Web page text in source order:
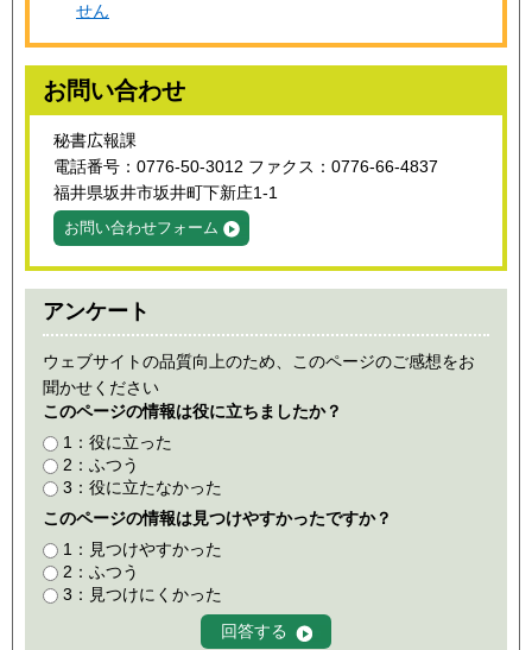
せん
お問い合わせ
秘書広報課
電話番号：0776-50-3012 ファクス：0776-66-4837
福井県坂井市坂井町下新庄1-1
お問い合わせフォーム
アンケート
ウェブサイトの品質向上のため、このページのご感想をお
聞かせください
このページの情報は役に立ちましたか？
1：役に立った
2：ふつう
3：役に立たなかった
このページの情報は見つけやすかったですか？
1：見つけやすかった
2：ふつう
3：見つけにくかった